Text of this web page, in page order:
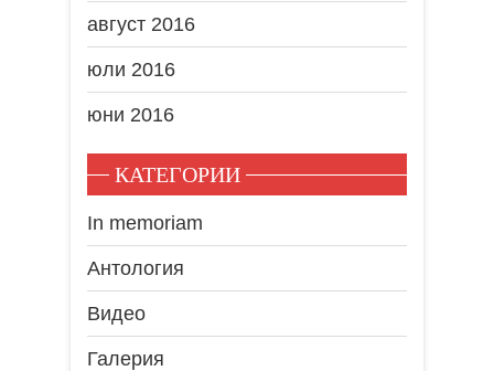
август 2016
юли 2016
юни 2016
КАТЕГОРИИ
In memoriam
Антология
Видео
Галерия